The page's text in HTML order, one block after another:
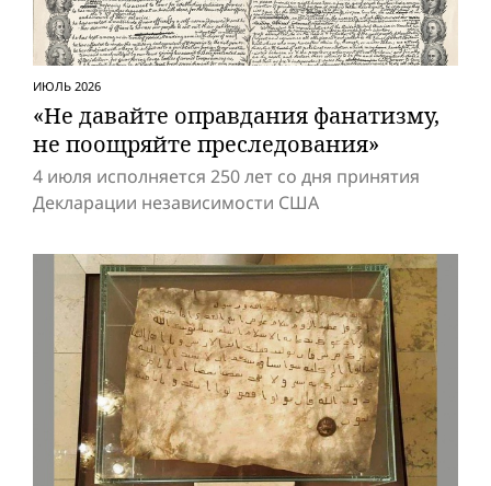
ИЮЛЬ 2026
«Не давайте оправдания фанатизму,
не поощряйте преследования»
4 июля исполняется 250 лет со дня принятия
Декларации независимости США